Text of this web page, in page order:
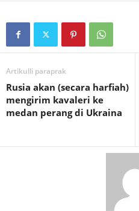
Artikulli paraprak
Rusia akan (secara harfiah)
mengirim kavaleri ke
medan perang di Ukraina